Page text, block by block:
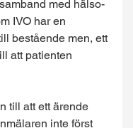
med hälso-
IVO har en
bestående men, ett
att patienten
till att ett ärende
inte först